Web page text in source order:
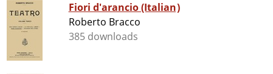
Fiori d'arancio (Italian)
Roberto Bracco
385 downloads